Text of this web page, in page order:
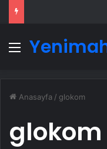
Menü
Anasayfa / glokom
glokom